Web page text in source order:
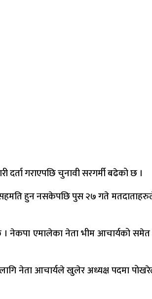
गराएपछि चुनावी सरगर्मी बढेको छ ।
सहमति हुन नसकेपछि पुस २७ गते
। नेकपा एमालेका नेता भीम आचार्यको
नेता आचार्यले खुलेर अध्यक्ष पदमा